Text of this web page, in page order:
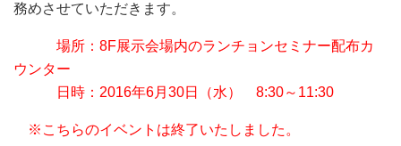
務めさせていただきます。
場所：8F展示会場内のランチョンセミナー配布カ
ウンター
日時：2016年6月30日（水） 8:30～11:30
※こちらのイベントは終了いたしました。